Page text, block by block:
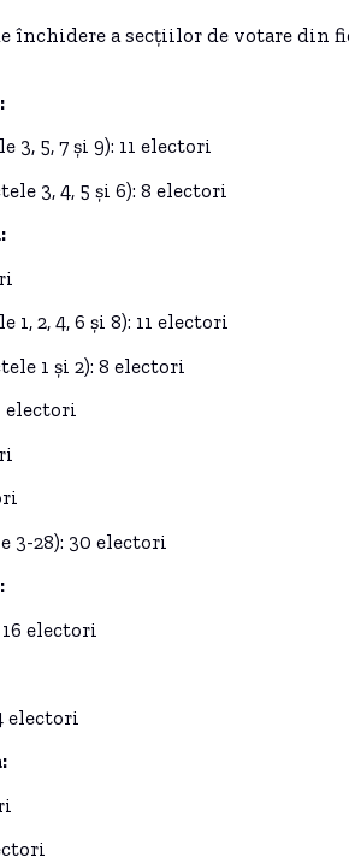
închidere a secțiilor de votare din
5, 7 și 9): 11 electori
3, 4, 5 și 6): 8 electori
2, 4, 6 și 8): 11 electori
1 și 2): 8 electori
electori
3-28): 30 electori
electori
electori